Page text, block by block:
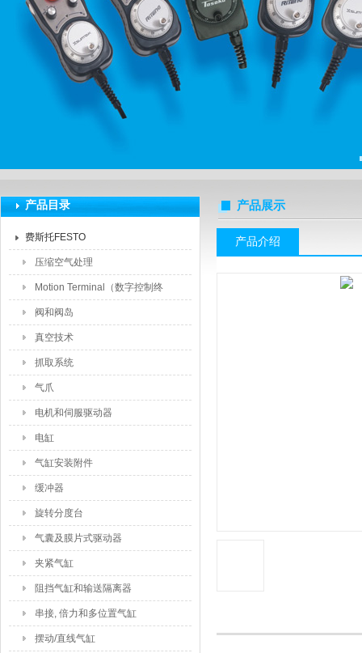
产品目录
费斯托FESTO
压缩空气处理
Motion Terminal（数字控制终
端）
阀和阀岛
真空技术
抓取系统
气爪
电机和伺服驱动器
电缸
气缸安装附件
缓冲器
旋转分度台
气囊及膜片式驱动器
夹紧气缸
阻挡气缸和输送隔离器
串接, 倍力和多位置气缸
摆动/直线气缸
产品展示
产品介绍